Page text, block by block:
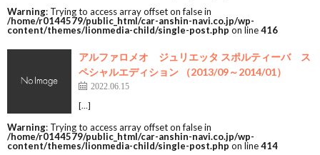
Warning: Trying to access array offset on false in
/home/r0144579/public_html/car-anshin-navi.co.jp/wp-
content/themes/lionmedia-child/single-post.php on line416
アルファロメオ ジュリエッタ スポルティーバ ス
ペシャルエディション （2013/09～2014/01）
2022.06.15
[…]
Warning: Trying to access array offset on false in
/home/r0144579/public_html/car-anshin-navi.co.jp/wp-
content/themes/lionmedia-child/single-post.php on line414